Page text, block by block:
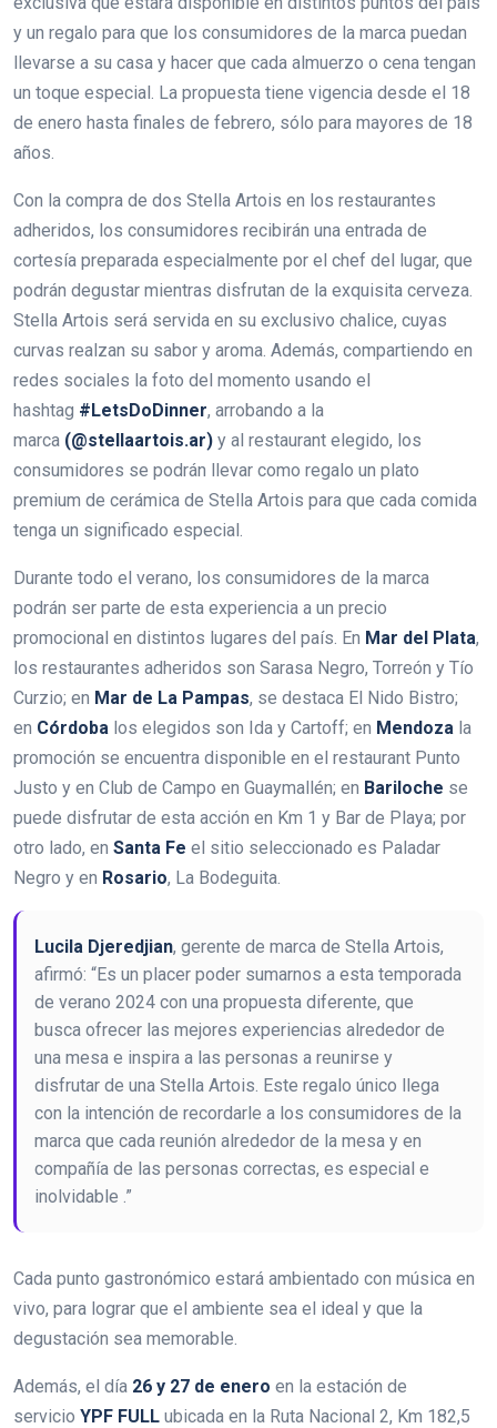
y un regalo para que los consumidores de la marca puedan
llevarse a su casa y hacer que cada almuerzo o cena tengan
un toque especial. La propuesta tiene vigencia desde el 18
de enero hasta finales de febrero, sólo para mayores de 18
años.
Con la compra de dos Stella Artois en los restaurantes
adheridos, los consumidores recibirán una entrada de
cortesía preparada especialmente por el chef del lugar, que
podrán degustar mientras disfrutan de la exquisita cerveza.
Stella Artois será servida en su exclusivo chalice, cuyas
curvas realzan su sabor y aroma. Además, compartiendo en
redes sociales la foto del momento usando el
hashtag #LetsDoDinner, arrobando a la
marca (@stellaartois.ar) y al restaurant elegido, los
consumidores se podrán llevar como regalo un plato
premium de cerámica de Stella Artois para que cada comida
tenga un significado especial.
Durante todo el verano, los consumidores de la marca
podrán ser parte de esta experiencia a un precio
promocional en distintos lugares del país. En Mar del Plata,
los restaurantes adheridos son Sarasa Negro, Torreón y Tío
Curzio; en Mar de La Pampas, se destaca El Nido Bistro;
en Córdoba los elegidos son Ida y Cartoff; en Mendoza la
promoción se encuentra disponible en el restaurant Punto
Justo y en Club de Campo en Guaymallén; en Bariloche se
puede disfrutar de esta acción en Km 1 y Bar de Playa; por
otro lado, en Santa Fe el sitio seleccionado es Paladar
Negro y en Rosario, La Bodeguita.
Lucila Djeredjian, gerente de marca de Stella Artois,
afirmó: “Es un placer poder sumarnos a esta temporada
de verano 2024 con una propuesta diferente, que
busca ofrecer las mejores experiencias alrededor de
una mesa e inspira a las personas a reunirse y
disfrutar de una Stella Artois. Este regalo único llega
con la intención de recordarle a los consumidores de la
marca que cada reunión alrededor de la mesa y en
compañía de las personas correctas, es especial e
inolvidable .”
Cada punto gastronómico estará ambientado con música en
vivo, para lograr que el ambiente sea el ideal y que la
degustación sea memorable.
Además, el día 26 y 27 de enero en la estación de
servicio YPF FULL ubicada en la Ruta Nacional 2, Km 182,5